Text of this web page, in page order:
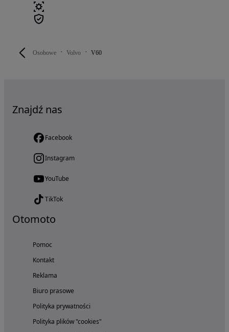
Osobowe Volvo V60
Znajdź nas
Facebook
Instagram
YouTube
TikTok
Otomoto
Pomoc
Kontakt
Reklama
Biuro prasowe
Polityka prywatności
Polityka plików "cookies"